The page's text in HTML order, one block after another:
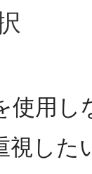
使用し
視した